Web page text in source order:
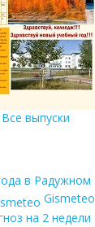
Все выпуски
в Радужном
Gismeteo
на 2 недели